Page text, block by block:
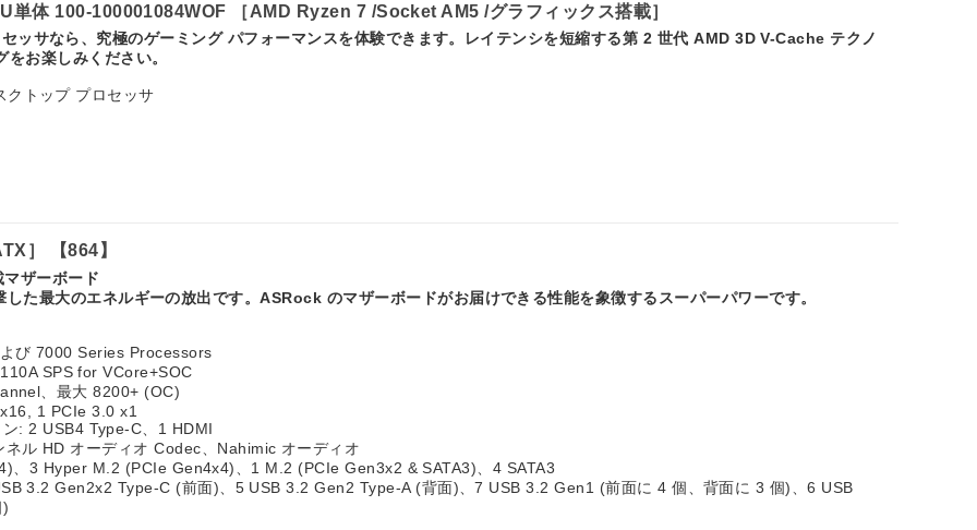
体 100-100001084WOF ［AMD Ryzen 7 /Socket AM5 /グラフィックス搭載］
ッサなら、究極のゲーミング パフォーマンスを体験できます。レイテンシを短縮する第 2 世代 AMD 3D V-Cache テクノ
お楽しみください。
トップ プロセッサ
］ 【864】
ザーボード
た最大のエネルギーの放出です。ASRock のマザーボードがお届けできる性能を象徴するスーパーパワーです。
び 7000 Series Processors
SPS for VCore+SOC
、最大 8200+ (OC)
1 PCIe 3.0 x1
: 2 USB4 Type-C、1 HDMI
ル HD オーディオ Codec、Nahimic オーディオ
、3 Hyper M.2 (PCIe Gen4x4)、1 M.2 (PCIe Gen3x2 & SATA3)、4 SATA3
3.2 Gen2x2 Type-C (前面)、5 USB 3.2 Gen2 Type-A (背面)、7 USB 3.2 Gen1 (前面に 4 個、背面に 3 個)、6 USB